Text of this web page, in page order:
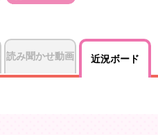
読み聞かせ動画 近況ボード